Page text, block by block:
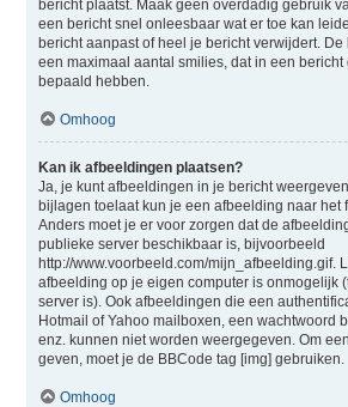
bericht plaatst. Maak geen overdadig gebruik
een bericht snel onleesbaar wat er toe kan
bericht aanpast of heel je bericht verwijdert.
een maximaal aantal smilies, dat in een
bepaald hebben.
Omhoog
Kan ik afbeeldingen plaatsen?
Ja, je kunt afbeeldingen in je bericht
bijlagen toelaat kun je een afbeelding naar het
Anders moet je er voor zorgen dat de
publieke server beschikbaar is, bijvoorbeeld
http://www.voorbeeld.com/mijn_afbeelding.gif.
afbeelding op je eigen computer is onmogelijk
server is). Ook afbeeldingen die een
Hotmail of Yahoo mailboxen, een wachtwoord
enz. kunnen niet worden weergegeven. Om
geven, moet je de BBCode tag [img] gebruiken.
Omhoog